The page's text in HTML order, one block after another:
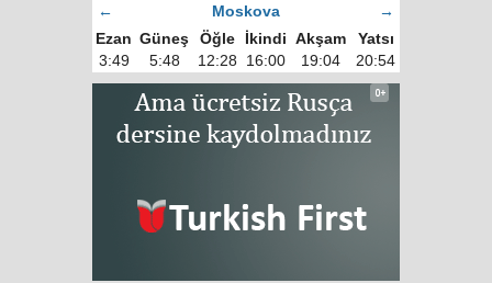
←
Moskova
→
Ezan Güneş Öğle İkindi Akşam
Yatsı
3:49
5:48 12:28 16:00 19:04 20:54